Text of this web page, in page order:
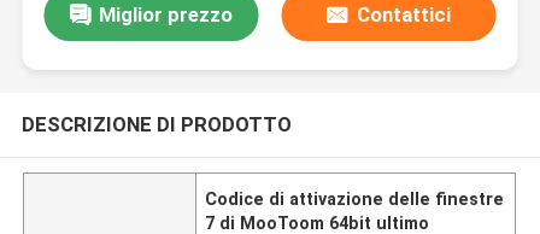
Miglior prezzo Contattici
DESCRIZIONE DI PRODOTTO
Codice di attivazione delle finestre
7 di MooToom 64bit ultimo